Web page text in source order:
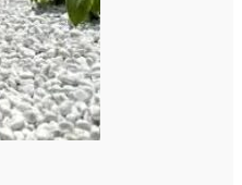
к
репродуктологу:
основные
причины
и
возможности
современной